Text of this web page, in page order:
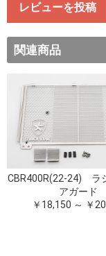
レビューを投稿
関連商品
CBR400R(22-24) ラ
アガード
￥18,150 ～ ￥